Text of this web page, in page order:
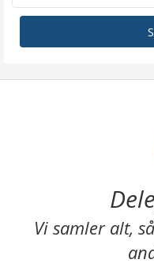
Vi samler alt,